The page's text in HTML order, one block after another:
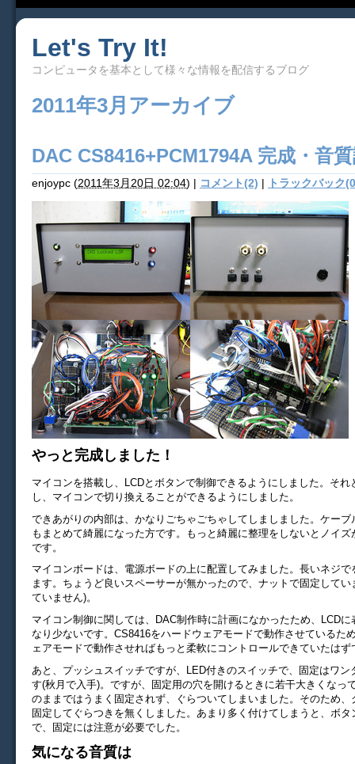
Let's Try It!
コンピュータを基本として様々な情報を配信するブログ
2011年3月アーカイブ
DAC CS8416+PCM1794A 完成・音
enjoypc (2011年3月20日 02:04) | コメント(2) | トラックバック
やっと完成しました！
マイコンを搭載し、LCDとボタンで制御できるようにしました。それ
し、マイコンで切り換えることができるようにしました。
できあがりの内部は、かなりごちゃごちゃしてしましました。ケーブ
もまとめて綺麗になった方です。もっと綺麗に整理をしないとノイ
です。
マイコンボードは、電源ボードの上に配置してみました。長いネジ
ます。ちょうど良いスペーサーが無かったので、ナットで固定してい
ていません)。
マイコン制御に関しては、DAC制作時に計画になかったため、LCD
なり少ないです。CS8416をハードウェアモードで動作させているた
ェアモードで動作させればもっと柔軟にコントロールできていたはず
あと、プッシュスイッチですが、LED付きのスイッチで、固定はワン
す(秋月で入手)。ですが、固定用の穴を開けるときに若干大きくなっ
のままではうまく固定されず、ぐらついてしまいました。そのため、
固定してぐらつきを無くしました。あまり多く付けてしまうと、ボ
で、固定には注意が必要でした。
気になる音質は